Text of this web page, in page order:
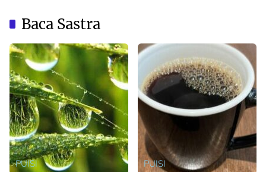
Baca Sastra
PUISI PUISI